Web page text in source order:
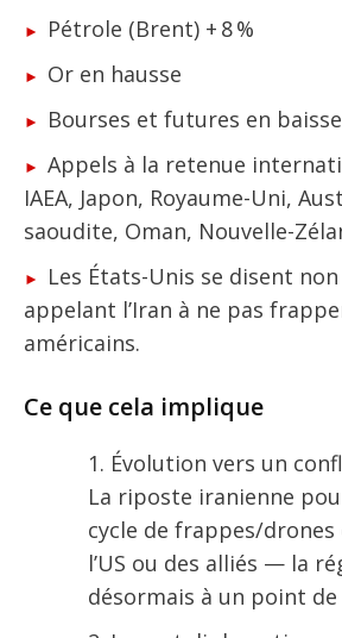
Pétrole (Brent) + 8 %
Or en hausse
Bourses et futures en baisse
Appels à la retenue
IAEA, Japon, Royaume-Uni,
saoudite, Oman, Nouvelle-
Les États-Unis se disent
appelant l’Iran à ne pas
américains.
Ce que cela implique
Évolution vers un
La riposte iranienne
cycle de frappes/
l’US ou des alliés — la
désormais à un point